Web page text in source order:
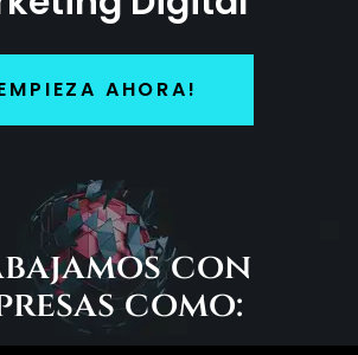
AHORA!
con
como: